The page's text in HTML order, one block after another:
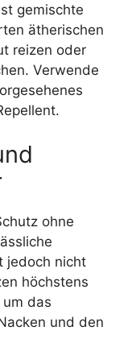
gemischte
ätherischen
reizen oder
Verwende
ohne
jedoch nicht
höchstens
das
und den